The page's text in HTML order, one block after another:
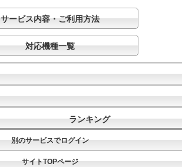
サービス内容・ご利用方法
対応機種一覧
ランキング
別のサービスでログイン
サイトTOPページ